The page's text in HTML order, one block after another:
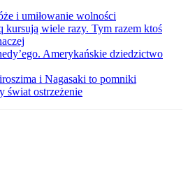
i umiłowanie wolności
kursują wiele razy. Tym razem ktoś
Amerykańskie dziedzictwo
i Nagasaki to pomniki
świat ostrzeżenie